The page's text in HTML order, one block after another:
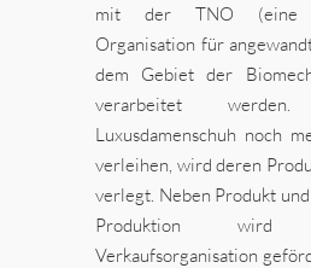
mit der TNO (eine
Organisation für
dem Gebiet der
verarbeitet
Luxusdamenschuh noch
verleihen, wird deren
verlegt. Neben Produkt
Produktion
Verkaufsorganisation